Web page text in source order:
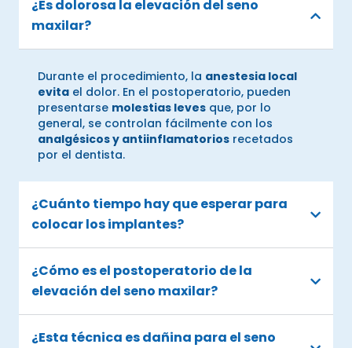
¿Es dolorosa la elevación del seno
maxilar?
Durante el procedimiento, la anestesia local
evita el dolor. En el postoperatorio, pueden
presentarse molestias leves que, por lo
general, se controlan fácilmente con los
analgésicos y antiinflamatorios recetados
por el dentista.
¿Cuánto tiempo hay que esperar para
colocar los implantes?
¿Cómo es el postoperatorio de la
elevación del seno maxilar?
¿Esta técnica es dañina para el seno